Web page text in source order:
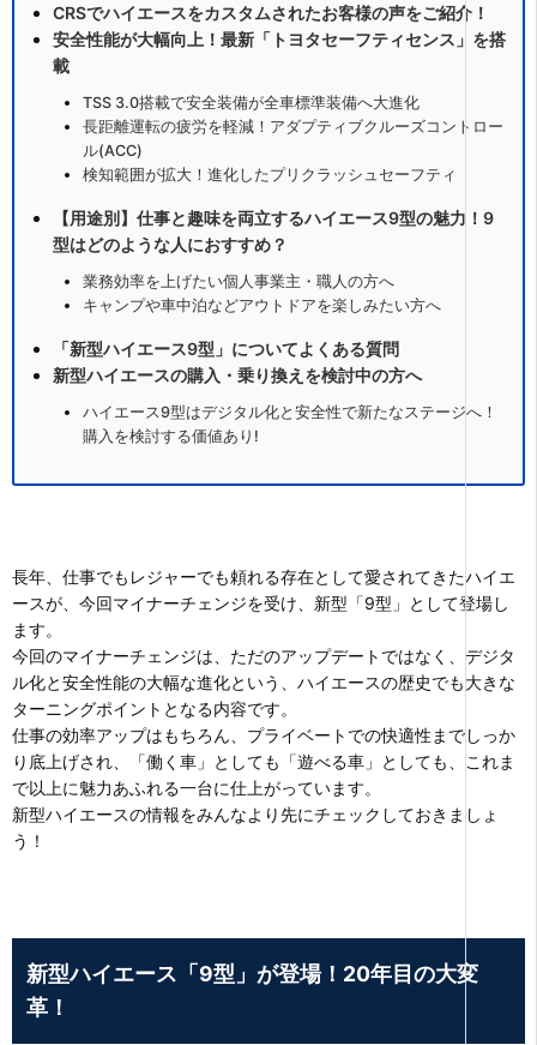
CRSでハイエースをカスタムされたお客様の声をご紹介！
安全性能が大幅向上！最新「トヨタセーフティセンス」を搭
載
TSS 3.0搭載で安全装備が全車標準装備へ大進化
長距離運転の疲労を軽減！アダプティブクルーズコントロー
ル(ACC)
検知範囲が拡大！進化したプリクラッシュセーフティ
【用途別】仕事と趣味を両立するハイエース9型の魅力！9
型はどのような人におすすめ？
業務効率を上げたい個人事業主・職人の方へ
キャンプや車中泊などアウトドアを楽しみたい方へ
「新型ハイエース9型」についてよくある質問
新型ハイエースの購入・乗り換えを検討中の方へ
ハイエース9型はデジタル化と安全性で新たなステージへ！
購入を検討する価値あり!
長年、仕事でもレジャーでも頼れる存在として愛されてきたハイエ
ースが、今回マイナーチェンジを受け、新型「9型」として登場し
ます。
今回のマイナーチェンジは、ただのアップデートではなく、デジタ
ル化と安全性能の大幅な進化という、ハイエースの歴史でも大きな
ターニングポイントとなる内容です。
仕事の効率アップはもちろん、プライベートでの快適性までしっか
り底上げされ、「働く車」としても「遊べる車」としても、これま
で以上に魅力あふれる一台に仕上がっています。
新型ハイエースの情報をみんなより先にチェックしておきましょ
う！
新型ハイエース「9型」が登場！20年目の大変
革！